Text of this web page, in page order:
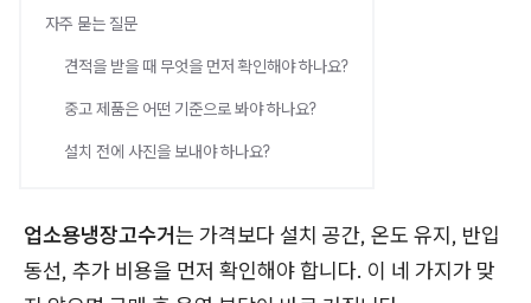
자주 묻는 질문
견적을 받을 때 무엇을 먼저 확인해야 하나요?
중고 제품은 어떤 기준으로 봐야 하나요?
설치 전에 사진을 보내야 하나요?
업소용냉장고수거는 가격보다 설치 공간, 온도 유지, 반입
동선, 추가 비용을 먼저 확인해야 합니다. 이 네 가지가 맞